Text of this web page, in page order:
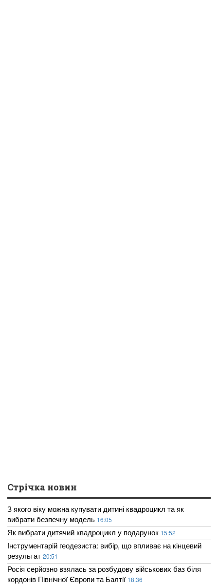
Стрічка новин
З якого віку можна купувати дитині квадроцикл та як
вибрати безпечну модель 16:05
Як вибрати дитячий квадроцикл у подарунок 15:52
Інструментарій геодезиста: вибір, що впливає на кінцевий
результат 20:51
Росія серйозно взялась за розбудову військових баз біля
кордонів Північної Європи та Балтії 18:36